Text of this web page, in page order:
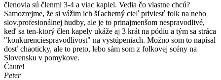
členovia sú členmi 3-4 a viac kapiel. Vedia čo vlastne chcú?
Samozrejme, že si vážim ich šľachetný cieľ priviesť folk na nebo
slov.profesionálnej hudby, ale je to prinajmenšom nespravodlivé,
keď sa ten-ktorý člen kapely ukáže aj 3 krát na pódiu a tým sa stráca
"konkurenciespravodlivost" na vystúpeniach. Možno som to napísal
dosť chaoticky, ale to preto, lebo sám som z folkovej scény na
Slovensku v pomykove.
Čaute!
Peter